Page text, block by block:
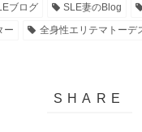
ブログ SLE妻のBlog
ー
全身性エリテマトーデ